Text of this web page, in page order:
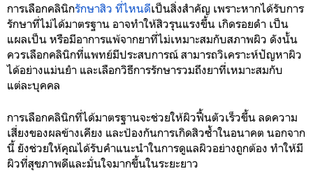
การเลือกคลินิกรักษาสิว ที่ไหนดีเป็นสิ่งสำคัญ เพราะหากได้รับการ
รักษาที่ไม่ได้มาตรฐาน อาจทำให้สิวรุนแรงขึ้น เกิดรอยดำ เป็น
แผลเป็น หรือมีอาการแพ้จากยาที่ไม่เหมาะสมกับสภาพผิว ดังนั้น
ควรเลือกคลินิกที่แพทย์มีประสบการณ์ สามารถวิเคราะห์ปัญหาผิว
ได้อย่างแม่นยำ และเลือกวิธีการรักษารวมถึงยาที่เหมาะสมกับ
แต่ละบุคคล
การเลือกคลินิกที่ได้มาตรฐานจะช่วยให้ผิวฟื้นตัวเร็วขึ้น ลดความ
เสี่ยงของผลข้างเคียง และป้องกันการเกิดสิวซ้ำในอนาคต นอกจาก
นี้ ยังช่วยให้คุณได้รับคำแนะนำในการดูแลผิวอย่างถูกต้อง ทำให้มี
ผิวที่สุขภาพดีและมั่นใจมากขึ้นในระยะยาว